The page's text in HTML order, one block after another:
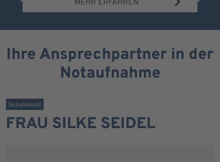
MEHR ERFAHREN
Ihre Ansprechpartner in der
Notaufnahme
Sozialdienst
FRAU SILKE SEIDEL